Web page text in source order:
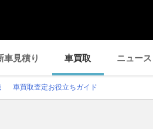
車見積り 車買取 ニュース
車買取査定お役立ちガイド